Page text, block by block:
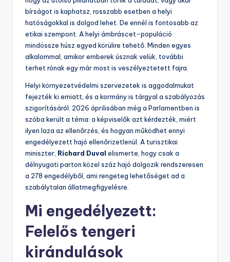
bírságot is kaphatsz, rosszabb esetben a helyi
hatóságokkal is dolgod lehet. De ennél is fontosabb az
etikai szempont. A helyi ámbráscet-populáció
mindössze húsz egyed körülire tehető. Minden egyes
alkalommal, amikor emberek úsznak velük, további
terhet rónak egy már most is veszélyeztetett fajra.
Helyi környezetvédelmi szervezetek is aggodalmukat
fejezték ki emiatt, és a kormány is tárgyal a szabályozás
szigorításáról. 2026 áprilisában még a Parlamentben is
szóba került a téma: a képviselők azt kérdezték, miért
ilyen laza az ellenőrzés, és hogyan működhet ennyi
engedélyezett hajó ellenőrizetlenül. A turisztikai
miniszter, Richard Duval elismerte, hogy csak a
délnyugati parton közel száz hajó dolgozik rendszeresen
a 278 engedélyből, ami rengeteg lehetőséget ad a
szabálytalan állatmegfigyelésre.
Mi engedélyezett:
Felelős tengeri
kirándulások